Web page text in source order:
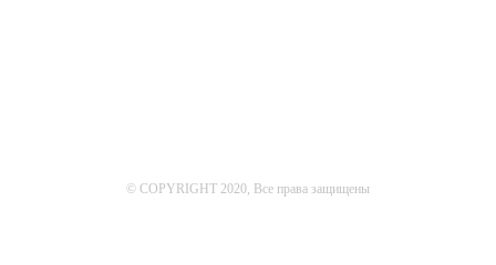
© COPYRIGHT 2020, Все права защищены